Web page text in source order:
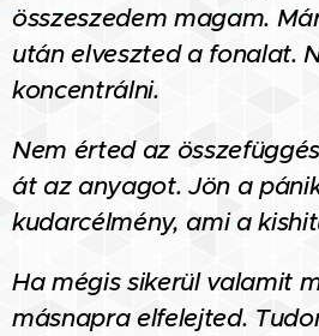
összeszedem magam.
után elveszted a fonalat.
koncentrálni.
Nem érted az
át az anyagot. Jön a
kudarcélmény, ami a
Ha mégis sikerül valamit
másnapra elfelejted.